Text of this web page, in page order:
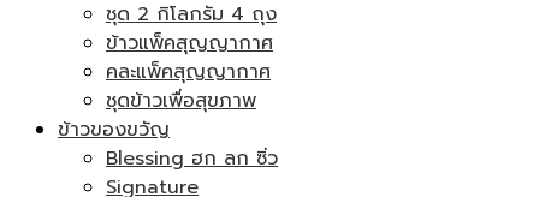
ชุด 2 กิโลกรัม 4 ถุง
ข้าวแพ็คสุญญากาศ
คละแพ็คสุญญากาศ
ชุดข้าวเพื่อสุขภาพ
ข้าวของขวัญ
Blessing ฮก ลก ซิ่ว
Signature